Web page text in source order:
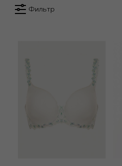
Фильтр